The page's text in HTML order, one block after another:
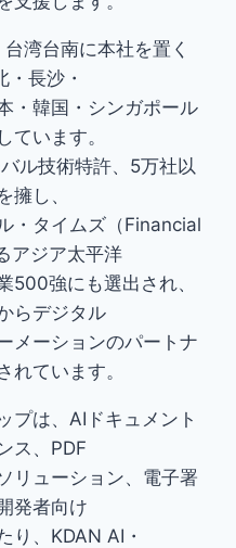
湾台南に本社を置く
・長沙・
・韓国・シンガポール
ています。
ル技術特許、5万社以
擁し、
・タイムズ（Financial
アジア太平洋
500強にも選出され、
らデジタル
メーションのパートナ
れています。
プは、AIドキュメント
ス、PDF
リューション、電子署
発者向け
り、KDAN AI・